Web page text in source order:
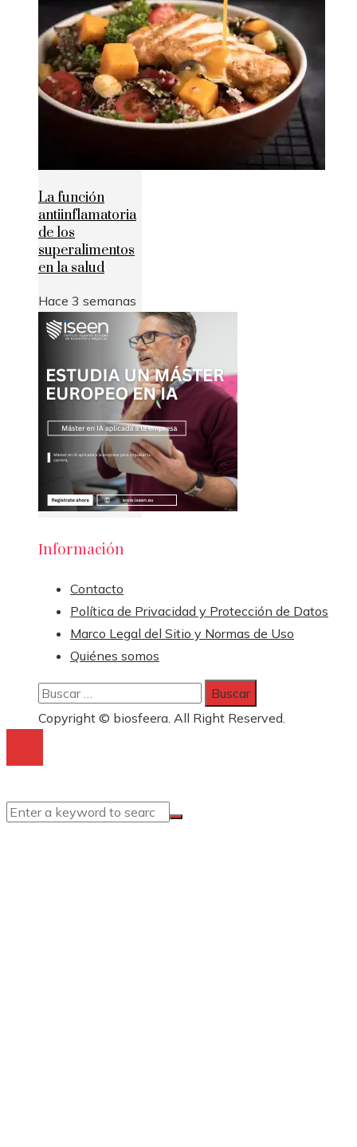
La función
antiinflamatoria
de los
superalimentos
en la salud
Hace 3 semanas
Información
Contacto
Política de Privacidad y Protección de Datos
Marco Legal del Sitio y Normas de Uso
Quiénes somos
Buscar:
Copyright © biosfeera. All Right Reserved.